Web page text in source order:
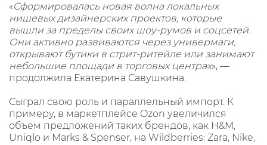
«Сформировалась новая волна локальных
нишевых дизайнерских проектов, которые
вышли за пределы своих шоу-румов и соцсетей.
Они активно развиваются через универмаги,
открывают бутики в стрит-ритейле или занимают
небольшие площади в торговых центрах», —
продолжила Екатерина Савушкина.
Сыграл свою роль и параллельный импорт. К
примеру, в маркетплейсе Ozon увеличился
объем предложений таких брендов, как H&M,
Uniqlo и Marks & Spenser, на Wildberries: Zara, Nike,